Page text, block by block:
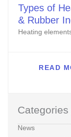
Types of
& Rubber
Heating
READ
Categories
News